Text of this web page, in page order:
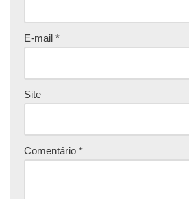
E-mail *
Site
Comentário *